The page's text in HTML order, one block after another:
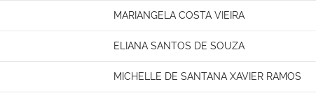
MARIANGELA COSTA VIEIRA
ELIANA SANTOS DE SOUZA
MICHELLE DE SANTANA XAVIER RAMOS